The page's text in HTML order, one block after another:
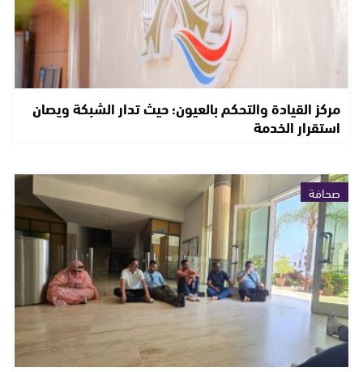
مركز القيادة والتحكم بالعيون؛ حيث تدار الشبكة ويصان
استقرار الخدمة
صحافة